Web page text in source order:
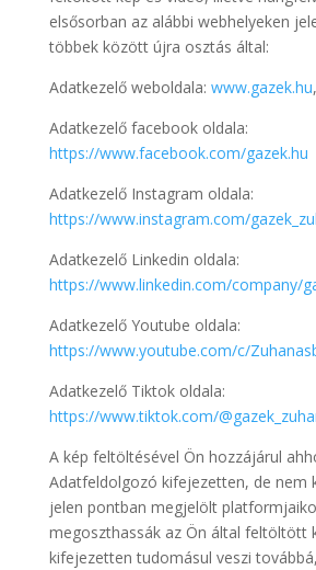
elsősorban az alábbi webhelyeken
többek között újra osztás által:
Adatkezelő weboldala: www.gazek.hu,
Adatkezelő facebook oldala:
https://www.facebook.com/gazek.hu
Adatkezelő Instagram oldala:
https://www.instagram.com/
Adatkezelő Linkedin oldala:
https://www.linkedin.com/company/
Adatkezelő Youtube oldala:
https://www.youtube.com/c/
Adatkezelő Tiktok oldala:
https://www.tiktok.com/
A kép feltöltésével Ön hozzájárul
Adatfeldolgozó kifejezetten, de nem
jelen pontban megjelölt
megoszthassák az Ön által feltöltött
kifejezetten tudomásul veszi